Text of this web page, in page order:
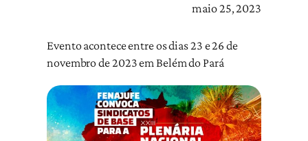
maio 25, 2023
Evento acontece entre os dias 23 e 26 de
novembro de 2023 em Belém do Pará